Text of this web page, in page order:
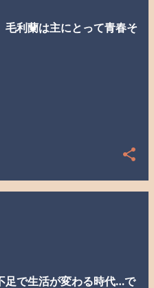
毛利蘭は主にとって青春そ
足で生活が変わる時代…で